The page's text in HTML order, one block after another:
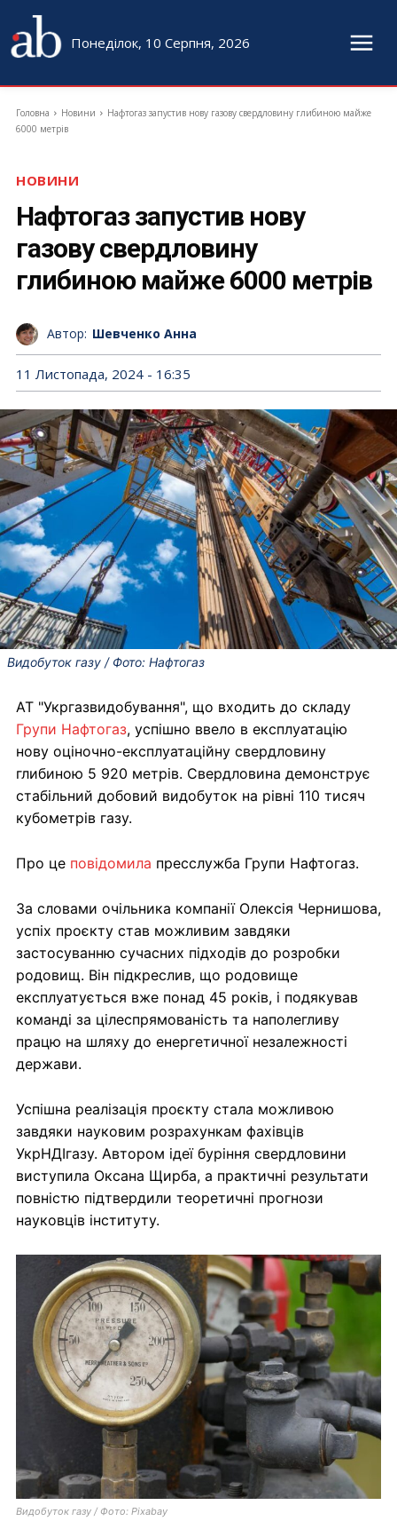
Понеділок, 10 Серпня, 2026
Головна Новини
Нафтогаз запустив нову газову свердловину глибиною майже
6000 метрів
НОВИНИ
Нафтогаз запустив нову
газову свердловину
глибиною майже 6000 метрів
Автор: Шевченко Анна
11 Листопада, 2024 - 16:35
Видобуток газу / Фото: Нафтогаз
АТ "Укргазвидобування", що входить до складу
Групи Нафтогаз, успішно ввело в експлуатацію
нову оціночно-експлуатаційну свердловину
глибиною 5 920 метрів. Свердловина демонструє
стабільний добовий видобуток на рівні 110 тисяч
кубометрів газу.
Про це повідомила пресслужба Групи Нафтогаз.
За словами очільника компанії Олексія Чернишова,
успіх проєкту став можливим завдяки
застосуванню сучасних підходів до розробки
родовищ. Він підкреслив, що родовище
експлуатується вже понад 45 років, і подякував
команді за цілеспрямованість та наполегливу
працю на шляху до енергетичної незалежності
держави.
Успішна реалізація проєкту стала можливою
завдяки науковим розрахункам фахівців
УкрНДІгазу. Автором ідеї буріння свердловини
виступила Оксана Щирба, а практичні результати
повністю підтвердили теоретичні прогнози
науковців інституту.
Видобуток газу / Фото: Pixabay